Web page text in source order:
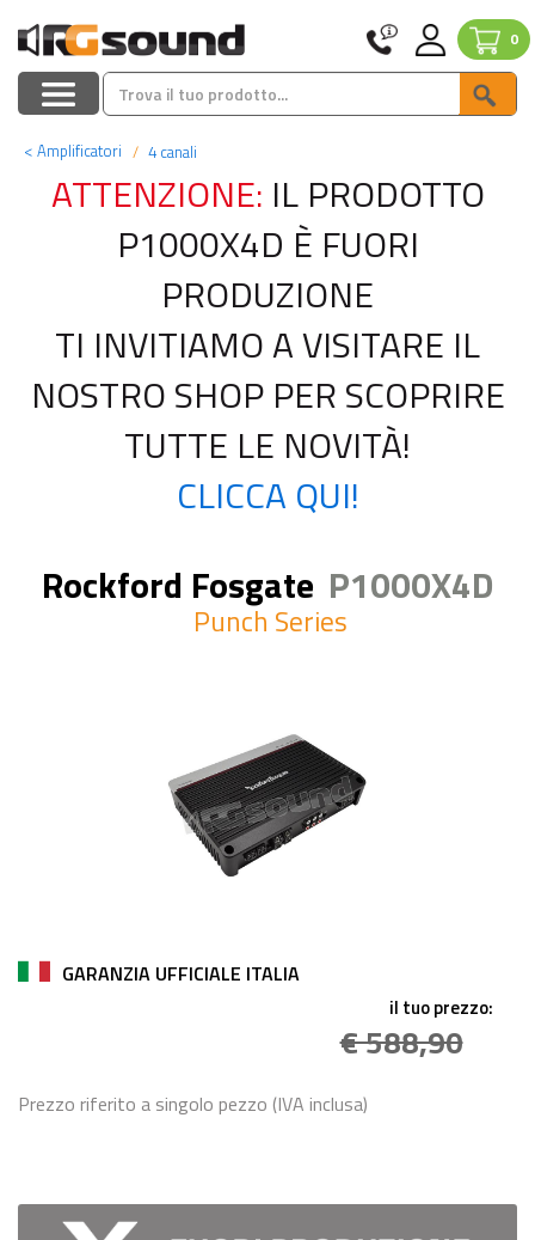
0
< Amplificatori 4 canali
ATTENZIONE: IL PRODOTTO
P1000X4D È FUORI
PRODUZIONE
TI INVITIAMO A VISITARE IL
NOSTRO SHOP PER SCOPRIRE
TUTTE LE NOVITÀ!
CLICCA QUI!
Rockford Fosgate P1000X4D
Punch Series
GARANZIA UFFICIALE ITALIA
il tuo prezzo:
€ 588,90
Prezzo riferito a singolo pezzo (IVA inclusa)